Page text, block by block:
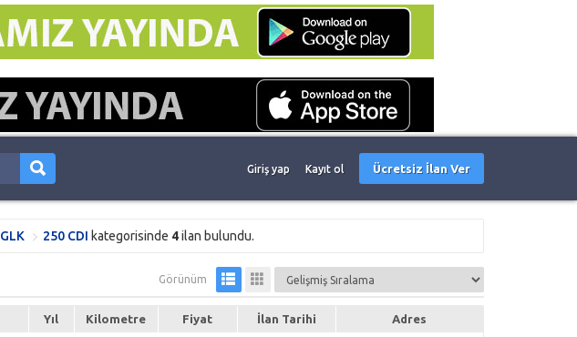
Giriş yap Kayıt ol Ücretsiz İlan Ver
GLK 250 CDI kategorisinde 4ilan bulundu.
Görünüm
Yıl Kilometre Fiyat İlan Tarihi Adres